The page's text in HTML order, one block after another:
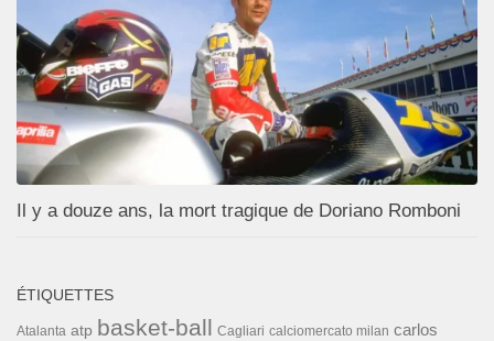
Il y a douze ans, la mort tragique de Doriano Romboni
ÉTIQUETTES
Atalanta atp basket-ball Cagliari calciomercato milan carlos